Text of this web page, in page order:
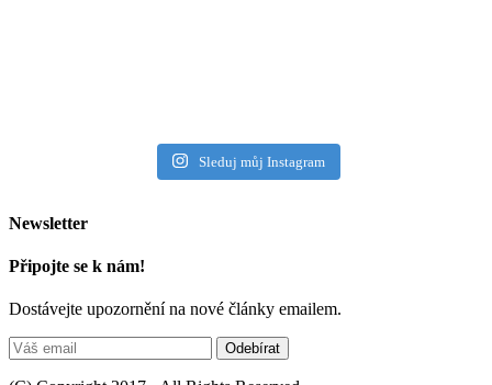
Sleduj můj Instagram
Newsletter
Připojte se k nám!
Dostávejte upozornění na nové články emailem.